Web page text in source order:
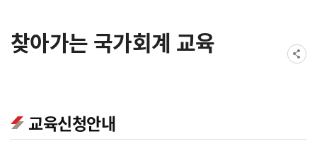
찾아가는 국가회계 교육
교육신청안내